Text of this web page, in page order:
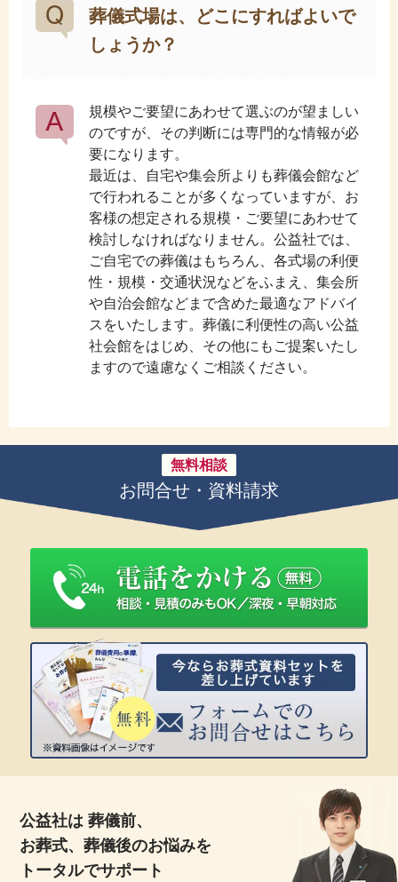
葬儀式場は、どこにすればよいで
しょうか？
規模やご要望にあわせて選ぶのが望ましい
のですが、その判断には専門的な情報が必
要になります。
最近は、自宅や集会所よりも葬儀会館など
で行われることが多くなっていますが、お
客様の想定される規模・ご要望にあわせて
検討しなければなりません。公益社では、
ご自宅での葬儀はもちろん、各式場の利便
性・規模・交通状況などをふまえ、集会所
や自治会館などまで含めた最適なアドバイ
スをいたします。葬儀に利便性の高い公益
社会館をはじめ、その他にもご提案いたし
ますので遠慮なくご相談ください。
無料相談
お問合せ・資料請求
公益社は 葬儀前、
お葬式、葬儀後のお悩みを
トータルでサポート